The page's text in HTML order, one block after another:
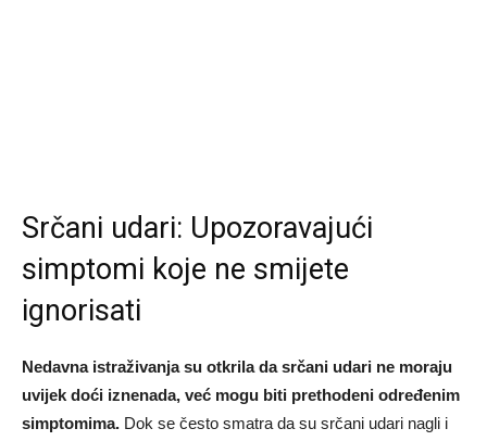
Srčani udari: Upozoravajući
simptomi koje ne smijete
ignorisati
Nedavna istraživanja su otkrila da srčani udari ne moraju
uvijek doći iznenada, već mogu biti prethodeni određenim
simptomima. Dok se često smatra da su srčani udari nagli i